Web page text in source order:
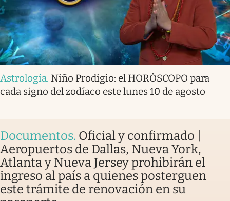
Astrología. Niño Prodigio: el HORÓSCOPO para
cada signo del zodíaco este lunes 10 de agosto
Documentos. Oficial y confirmado |
Aeropuertos de Dallas, Nueva York,
Atlanta y Nueva Jersey prohibirán el
ingreso al país a quienes posterguen
este trámite de renovación en su